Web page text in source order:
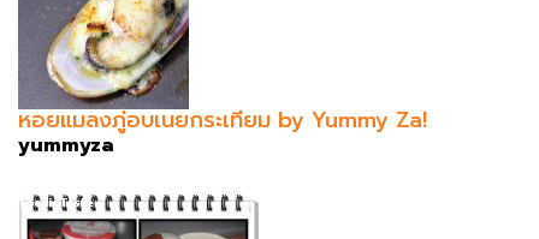
หอยแมลงภู่อบเนยกระเทียม by Yummy Za!
yummyza